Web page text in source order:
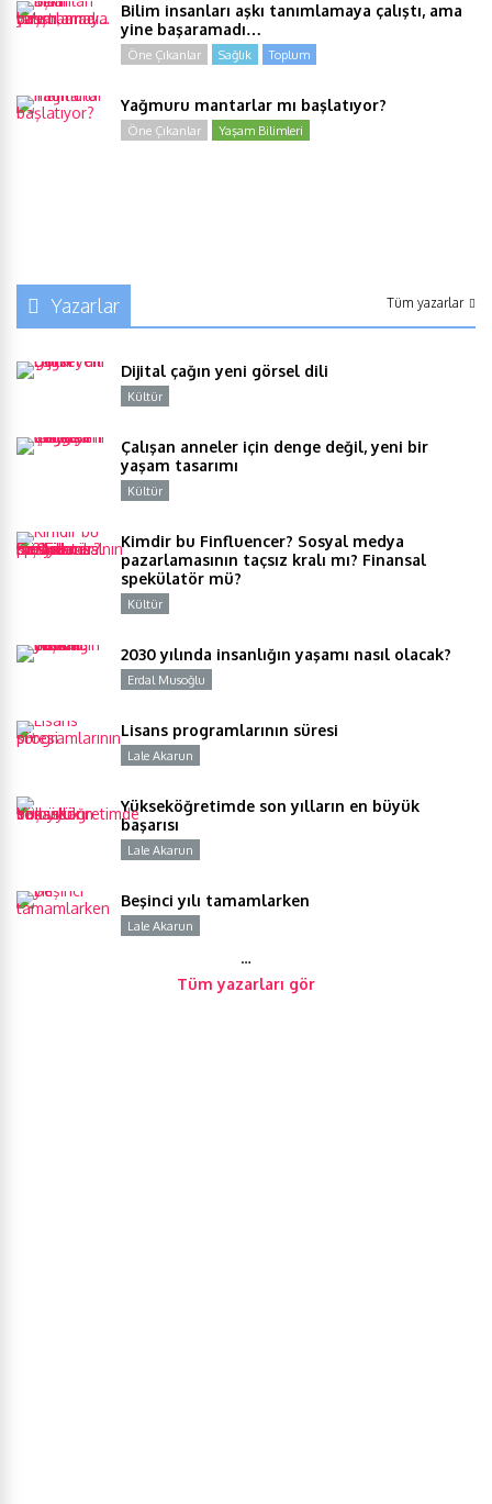
Bilim insanları aşkı tanımlamaya çalıştı, ama
yine başaramadı…
Öne Çıkanlar Sağlık Toplum
Yağmuru mantarlar mı başlatıyor?
Öne Çıkanlar Yaşam Bilimleri
Yazarlar Tüm yazarlar
Dijital çağın yeni görsel dili
Kültür
Çalışan anneler için denge değil, yeni bir
yaşam tasarımı
Kültür
Kimdir bu Finfluencer? Sosyal medya
pazarlamasının taçsız kralı mı? Finansal
spekülatör mü?
Kültür
2030 yılında insanlığın yaşamı nasıl olacak?
Erdal Musoğlu
Lisans programlarının süresi
Lale Akarun
Yükseköğretimde son yılların en büyük
başarısı
Lale Akarun
Beşinci yılı tamamlarken
Lale Akarun
…
Tüm yazarları gör